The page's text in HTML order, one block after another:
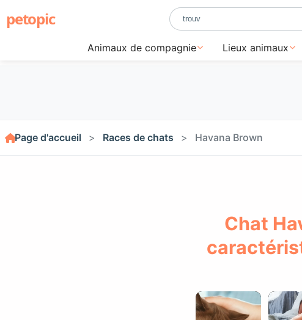
petopic
Animaux de compagnie Lieux animaux
Page d'accueil Races de chats Havana Brown
Chat